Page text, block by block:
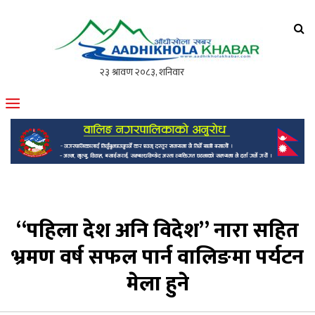
मोफसलकै लोकप्रिय अनलाइन पत्रिका
“पहिला देश अनि विदेश” नारा सहित
भ्रमण वर्ष सफल पार्न वालिङमा पर्यटन
मेला हुने